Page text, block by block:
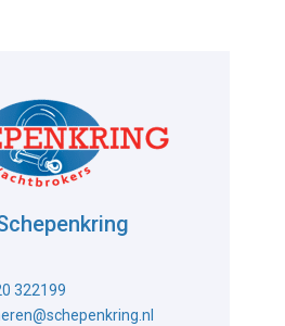
322199